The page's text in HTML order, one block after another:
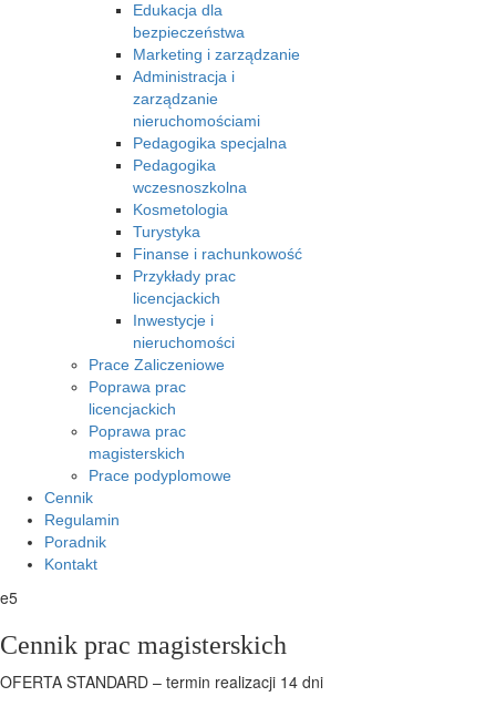
Edukacja dla
bezpieczeństwa
Marketing i zarządzanie
Administracja i
zarządzanie
nieruchomościami
Pedagogika specjalna
Pedagogika
wczesnoszkolna
Kosmetologia
Turystyka
Finanse i rachunkowość
Przykłady prac
licencjackich
Inwestycje i
nieruchomości
Prace Zaliczeniowe
Poprawa prac
licencjackich
Poprawa prac
magisterskich
Prace podyplomowe
Cennik
Regulamin
Poradnik
Kontakt
e5
Cennik prac magisterskich
OFERTA STANDARD – termin realizacji 14 dni